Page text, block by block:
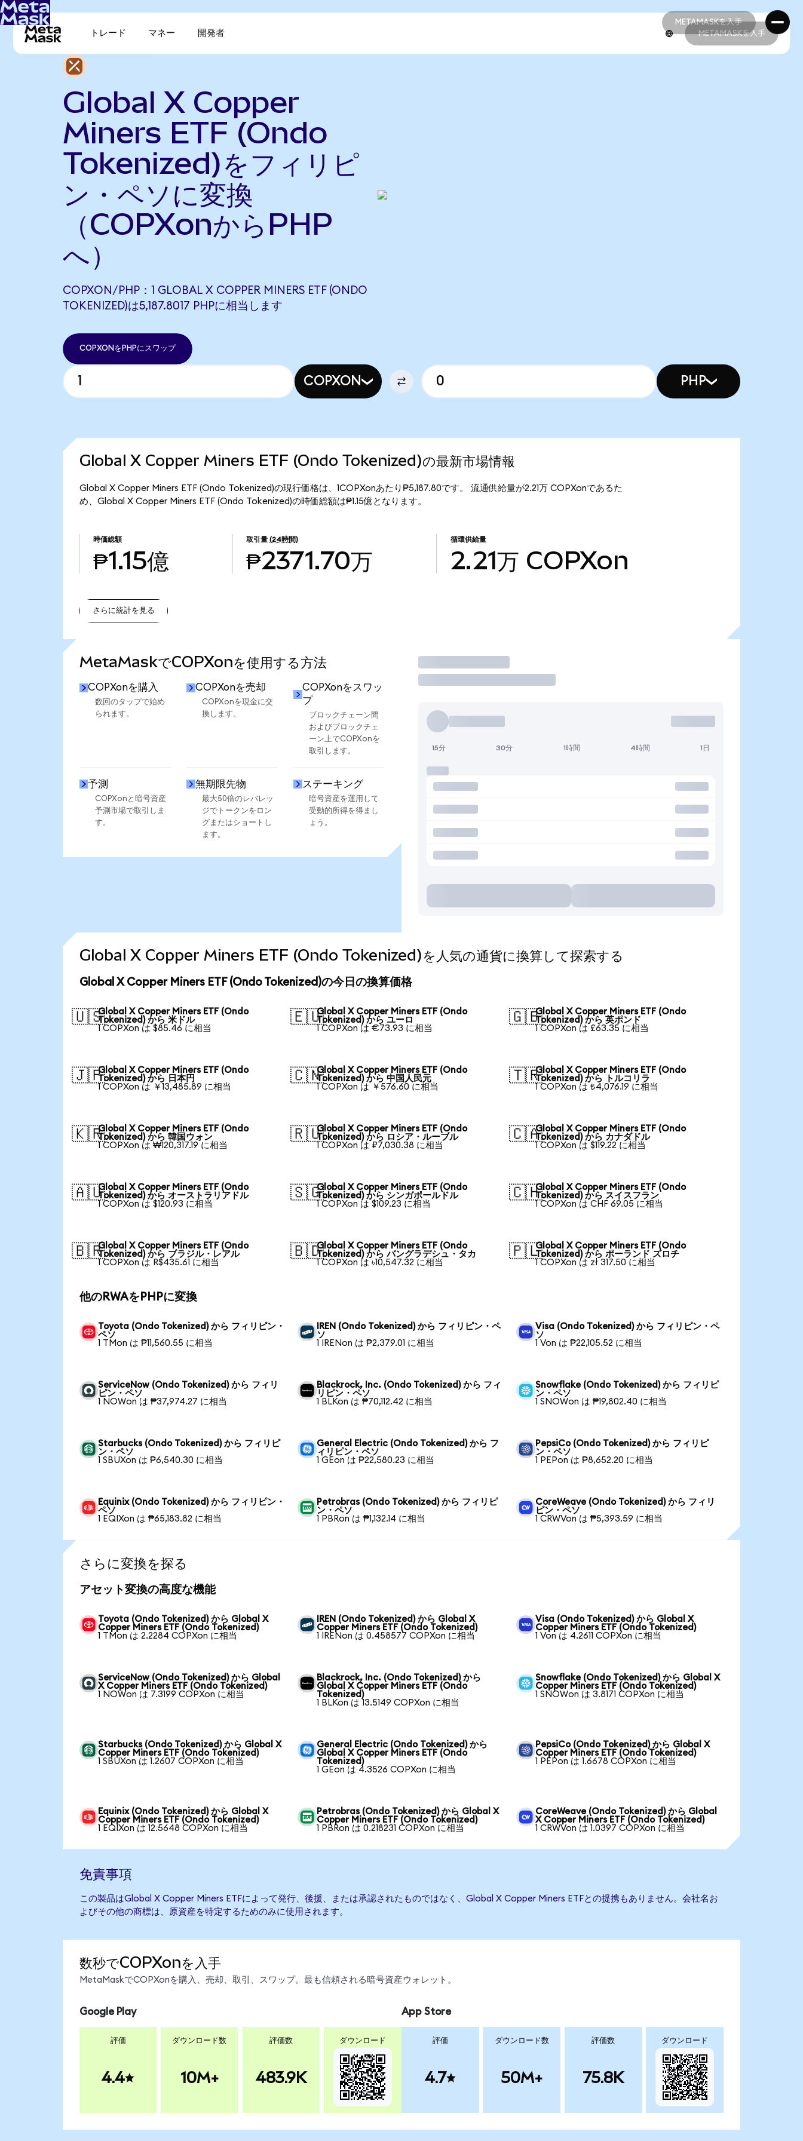
METAMASKを入手
METAMASKを入手
トレード マネー 開発者 METAMASKを入手
Global X Copper
Miners ETF (Ondo
Tokenized)をフィリピ
ン・ペソに変換
（COPXonからPHP
へ）
COPXON/PHP：1 GLOBAL X COPPER MINERS ETF (ONDO
TOKENIZED)は5,187.8017 PHPに相当します
COPXONをPHPにスワップ
COPXON PHP
Global X Copper Miners ETF (Ondo Tokenized)の最新市場情報
Global X Copper Miners ETF (Ondo Tokenized)の現行価格は、1COPXonあたり₱5,187.80です。 流通供給量が2.21万 COPXonであるた
め、Global X Copper Miners ETF (Ondo Tokenized)の時価総額は₱1.15億となります。
時価総額
₱1.15億
取引量 (24時間)
₱2371.70万
循環供給量
2.21万 COPXon
さらに統計を見る
MetaMaskでCOPXonを使用する方法
COPXonを購入
数回のタップで始め
られます。
COPXonを売却
COPXonを現金に交
換します。
COPXonをスワッ
プ
ブロックチェーン間
およびブロックチェ
ーン上でCOPXonを
取引します。
予測
COPXonと暗号資産
予測市場で取引しま
す。
無期限先物
最大50倍のレバレッ
ジでトークンをロン
グまたはショートし
ます。
ステーキング
暗号資産を運用して
受動的所得を得まし
ょう。
取引
15分 30分 1時間 4時間 1日
Global X Copper Miners ETF (Ondo Tokenized)を人気の通貨に換算して探索する
Global X Copper Miners ETF (Ondo Tokenized)の今日の換算価格
🇺🇸Global X Copper Miners ETF (Ondo
Tokenized) から 米ドル
1 COPXon は $85.46 に相当
🇪🇺Global X Copper Miners ETF (Ondo
Tokenized) から ユーロ
1 COPXon は €73.93 に相当
🇬🇧Global X Copper Miners ETF (Ondo
Tokenized) から 英ポンド
1 COPXon は £63.35 に相当
🇯🇵Global X Copper Miners ETF (Ondo
Tokenized) から 日本円
1 COPXon は ￥13,485.89 に相当
🇨🇳Global X Copper Miners ETF (Ondo
Tokenized) から 中国人民元
1 COPXon は ￥576.60 に相当
🇹🇷Global X Copper Miners ETF (Ondo
Tokenized) から トルコリラ
1 COPXon は ₺4,076.19 に相当
🇰🇷Global X Copper Miners ETF (Ondo
Tokenized) から 韓国ウォン
1 COPXon は ₩120,317.19 に相当
🇷🇺Global X Copper Miners ETF (Ondo
Tokenized) から ロシア・ルーブル
1 COPXon は ₽7,030.38 に相当
🇨🇦Global X Copper Miners ETF (Ondo
Tokenized) から カナダドル
1 COPXon は $119.22 に相当
🇦🇺Global X Copper Miners ETF (Ondo
Tokenized) から オーストラリアドル
1 COPXon は $120.93 に相当
🇸🇬Global X Copper Miners ETF (Ondo
Tokenized) から シンガポールドル
1 COPXon は $109.23 に相当
🇨🇭Global X Copper Miners ETF (Ondo
Tokenized) から スイスフラン
1 COPXon は CHF 69.05 に相当
🇧🇷Global X Copper Miners ETF (Ondo
Tokenized) から ブラジル・レアル
1 COPXon は R$435.61 に相当
🇧🇩Global X Copper Miners ETF (Ondo
Tokenized) から バングラデシュ・タカ
1 COPXon は ৳10,547.32 に相当
🇵🇱Global X Copper Miners ETF (Ondo
Tokenized) から ポーランド ズロチ
1 COPXon は zł 317.50 に相当
他のRWAをPHPに変換
Toyota (Ondo Tokenized) から フィリピン・
ペソ
1 TMon は ₱11,560.55 に相当
IREN (Ondo Tokenized) から フィリピン・ペ
ソ
1 IRENon は ₱2,379.01 に相当
Visa (Ondo Tokenized) から フィリピン・ペ
ソ
1 Von は ₱22,105.52 に相当
ServiceNow (Ondo Tokenized) から フィリ
ピン・ペソ
1 NOWon は ₱37,974.27 に相当
Blackrock, Inc. (Ondo Tokenized) から フィ
リピン・ペソ
1 BLKon は ₱70,112.42 に相当
Snowflake (Ondo Tokenized) から フィリピ
ン・ペソ
1 SNOWon は ₱19,802.40 に相当
Starbucks (Ondo Tokenized) から フィリピ
ン・ペソ
1 SBUXon は ₱6,540.30 に相当
General Electric (Ondo Tokenized) から フ
ィリピン・ペソ
1 GEon は ₱22,580.23 に相当
PepsiCo (Ondo Tokenized) から フィリピ
ン・ペソ
1 PEPon は ₱8,652.20 に相当
Equinix (Ondo Tokenized) から フィリピン・
ペソ
1 EQIXon は ₱65,183.82 に相当
Petrobras (Ondo Tokenized) から フィリピ
ン・ペソ
1 PBRon は ₱1,132.14 に相当
CoreWeave (Ondo Tokenized) から フィリ
ピン・ペソ
1 CRWVon は ₱5,393.59 に相当
さらに変換を探る
アセット変換の高度な機能
Toyota (Ondo Tokenized) から Global X
Copper Miners ETF (Ondo Tokenized)
1 TMon は 2.2284 COPXon に相当
IREN (Ondo Tokenized) から Global X
Copper Miners ETF (Ondo Tokenized)
1 IRENon は 0.458577 COPXon に相当
Visa (Ondo Tokenized) から Global X
Copper Miners ETF (Ondo Tokenized)
1 Von は 4.2611 COPXon に相当
ServiceNow (Ondo Tokenized) から Global
X Copper Miners ETF (Ondo Tokenized)
1 NOWon は 7.3199 COPXon に相当
Blackrock, Inc. (Ondo Tokenized) から
Global X Copper Miners ETF (Ondo
Tokenized)
1 BLKon は 13.5149 COPXon に相当
Snowflake (Ondo Tokenized) から Global X
Copper Miners ETF (Ondo Tokenized)
1 SNOWon は 3.8171 COPXon に相当
Starbucks (Ondo Tokenized) から Global X
Copper Miners ETF (Ondo Tokenized)
1 SBUXon は 1.2607 COPXon に相当
General Electric (Ondo Tokenized) から
Global X Copper Miners ETF (Ondo
Tokenized)
1 GEon は 4.3526 COPXon に相当
PepsiCo (Ondo Tokenized) から Global X
Copper Miners ETF (Ondo Tokenized)
1 PEPon は 1.6678 COPXon に相当
Equinix (Ondo Tokenized) から Global X
Copper Miners ETF (Ondo Tokenized)
1 EQIXon は 12.5648 COPXon に相当
Petrobras (Ondo Tokenized) から Global X
Copper Miners ETF (Ondo Tokenized)
1 PBRon は 0.218231 COPXon に相当
CoreWeave (Ondo Tokenized) から Global
X Copper Miners ETF (Ondo Tokenized)
1 CRWVon は 1.0397 COPXon に相当
免責事項
この製品はGlobal X Copper Miners ETFによって発行、後援、または承認されたものではなく、Global X Copper Miners ETFとの提携もありません。会社名お
よびその他の商標は、原資産を特定するためのみに使用されます。
数秒でCOPXonを入手
MetaMaskでCOPXonを購入、売却、取引、スワップ。最も信頼される暗号資産ウォレット。
Google Play
評価
4.4
ダウンロード数
10M+
評価数
483.9K
ダウンロード
App Store
評価
4.7
ダウンロード数
50M+
評価数
75.8K
ダウンロード